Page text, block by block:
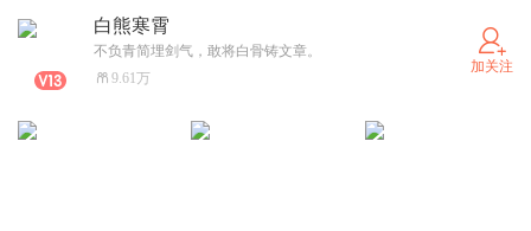
白熊寒霄
不负青简埋剑气，敢将白骨铸文章。
9.61万
加关注